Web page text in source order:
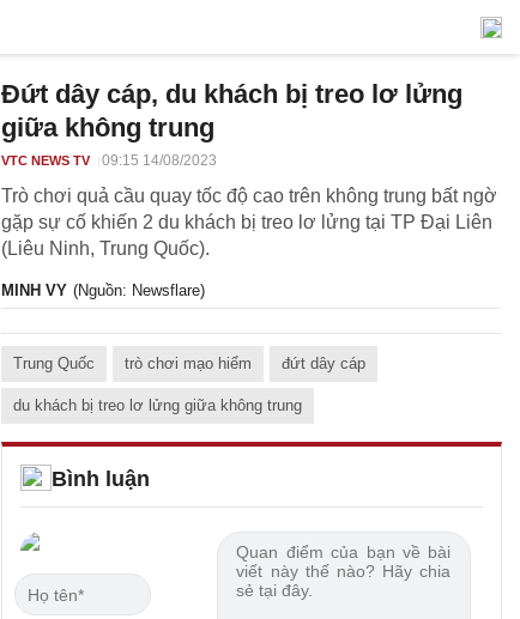
Đứt dây cáp, du khách bị treo lơ lửng
giữa không trung
VTC NEWS TV 09:15 14/08/2023
Trò chơi quả cầu quay tốc độ cao trên không trung bất ngờ
gặp sự cố khiến 2 du khách bị treo lơ lửng tại TP Đại Liên
(Liêu Ninh, Trung Quốc).
MINH VY (Nguồn: Newsflare)
Trung Quốc trò chơi mạo hiểm đứt dây cáp
du khách bị treo lơ lửng giữa không trung
Bình luận